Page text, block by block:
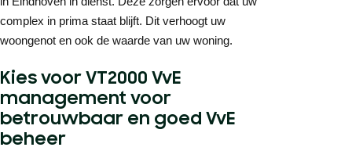
complex in prima staat blijft. Dit verhoogt uw
woongenot en ook de waarde van uw woning.
Kies voor VT2000 VvE
management voor
betrouwbaar en goed VvE
beheer